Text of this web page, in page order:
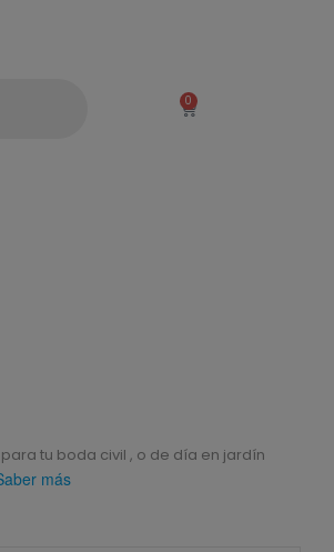
0
tu boda civil , o de día en jardín
más